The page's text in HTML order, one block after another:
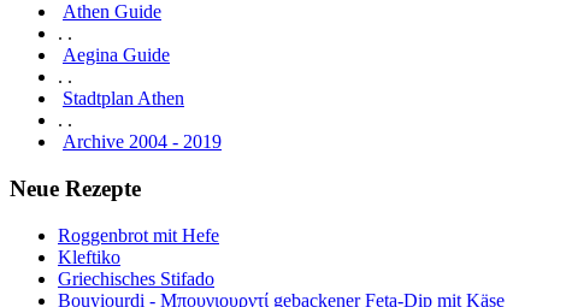
Athen Guide
. .
Aegina Guide
. .
Stadtplan Athen
. .
Archive 2004 - 2019
Neue Rezepte
Roggenbrot mit Hefe
Kleftiko
Griechisches Stifado
Bouyiourdi - Μπουγιουρντί gebackener Feta-Dip mit Käse